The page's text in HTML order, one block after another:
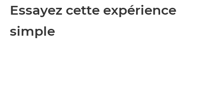
Essayez cette expérience
simple